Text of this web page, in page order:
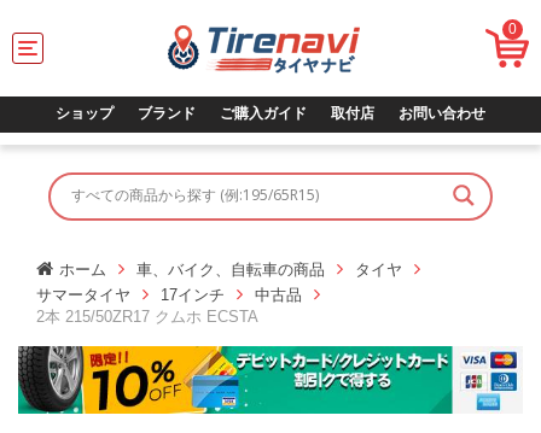
T
o
l
o
n
0
ショップ ブランド ご購入ガイド 取付店 お問い合わせ
ホーム 車、バイク、自転車の商品
タイヤ
サマータイヤ
17インチ
中古品
2本 215/50ZR17 クムホ ECSTA